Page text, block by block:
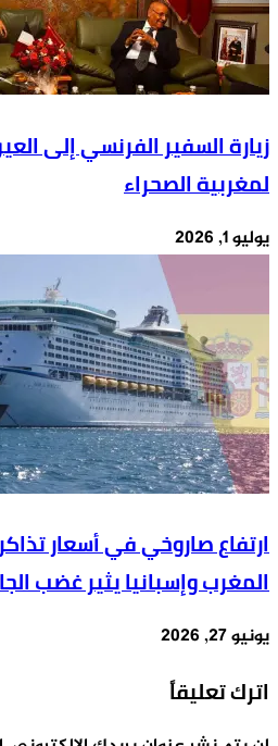
زيارة السفير الفرنسي إلى
لمغربية الصحراء
يوليو 1, 2026
ارتفاع صاروخي في أسعار
المغرب وإسبانيا يثير غضب
يونيو 27, 2026
اترك تعليقاً